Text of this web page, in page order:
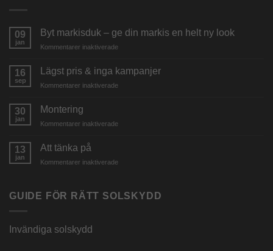
09
jan
Byt markisduk – ge din markis en helt ny look
Kommentarer inaktiverade
16
sep
Lägst pris & inga kampanjer
Kommentarer inaktiverade
30
jan
Montering
Kommentarer inaktiverade
13
jan
Att tänka på
Kommentarer inaktiverade
på
GUIDE FÖR RÄTT SOLSKYDD
Invändiga solskydd